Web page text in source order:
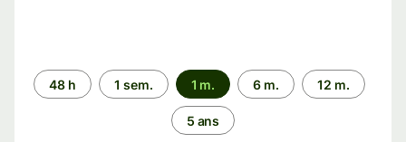
Période
48 h 1 sem. 1 m. 6 m. 12 m.
5 ans